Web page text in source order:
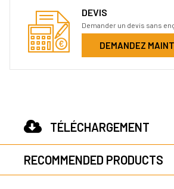
DEVIS
Demander un devis sans
DEMANDEZ
TÉLÉCHARGEMENT
RECOMMENDED PRODUCTS